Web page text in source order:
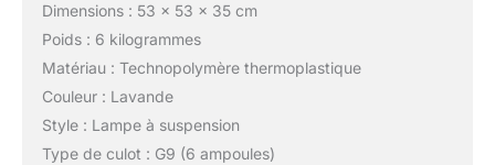
Dimensions : 53 x 53 x 35 cm
Poids : 6 kilogrammes
Matériau : Technopolymère thermoplastique
Couleur : Lavande
Style : Lampe à suspension
Type de culot : G9 (6 ampoules)